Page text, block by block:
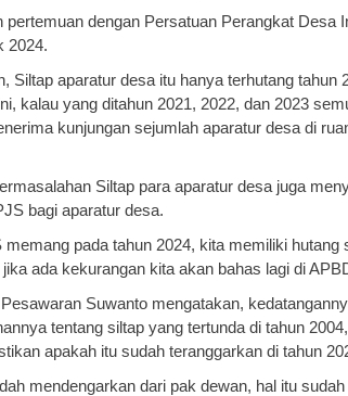
pertemuan dengan Persatuan Perangkat Desa
2024.
Siltap aparatur desa itu hanya terhutang tahun
kalau yang ditahun 2021, 2022, dan 2023
kunjungan sejumlah aparatur desa di
Siltap para aparatur desa juga
bagi aparatur desa.
pada tahun 2024, kita memiliki hutang
ada kekurangan kita akan bahas lagi di
Suwanto mengatakan,
tentang siltap yang tertunda di tahun
apakah itu sudah teranggarkan di tahun
mendengarkan dari pak dewan, hal itu